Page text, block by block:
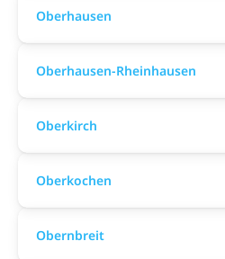
Oberhausen
Oberhausen-Rheinhausen
Oberkirch
Oberkochen
Obernbreit